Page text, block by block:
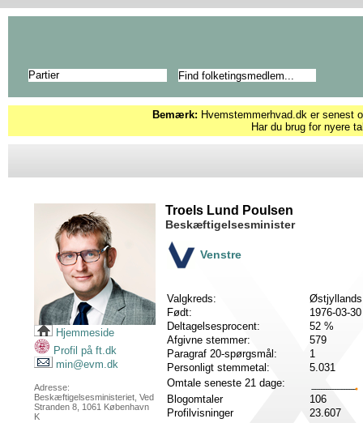
Partier
Bemærk: Hvemstemmerhvad.dk er senest
Har du brug for nyere
Hjemmeside
Profil på ft.dk
min@evm.dk
Adresse:
Beskæftigelsesministeriet, Ved
Stranden 8, 1061 København
K
Troels Lund Poulsen
Beskæftigelsesminister
Venstre
Valgkreds:
Født:
1976-03-30
Deltagelsesprocent:
52 %
Afgivne stemmer:
579
Paragraf 20-spørgsmål:
1
Personligt stemmetal:
5.031
Omtale seneste 21 dage:
Blogomtaler
106
Profilvisninger
23.607